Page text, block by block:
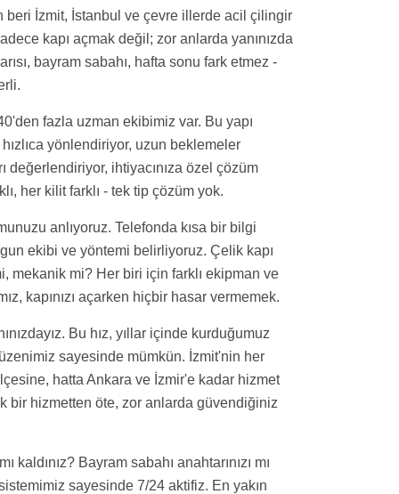
beri İzmit, İstanbul ve çevre illerde acil çilingir
kapı açmak değil; zor anlarda yanınızda
bayram sabahı, hafta sonu fark etmez -
fazla uzman ekibimiz var. Bu yapı
yönlendiriyor, uzun beklemeler
değerlendiriyor, ihtiyacınıza özel çözüm
her kilit farklı - tek tip çözüm yok.
anlıyoruz. Telefonda kısa bir bilgi
ekibi ve yöntemi belirliyoruz. Çelik kapı
mekanik mi? Her biri için farklı ekipman ve
kapınızı açarken hiçbir hasar vermemek.
Bu hız, yıllar içinde kurduğumuz
sayesinde mümkün. İzmit'nin her
hatta Ankara ve İzmir'e kadar hizmet
bir hizmetten öte, zor anlarda güvendiğiniz
kaldınız? Bayram sabahı anahtarınızı mı
sayesinde 7/24 aktifiz. En yakın